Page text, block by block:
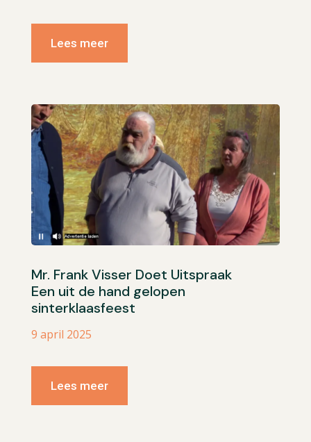
Lees meer
Mr. Frank Visser Doet Uitspraak
Een uit de hand gelopen
sinterklaasfeest
9 april 2025
Lees meer